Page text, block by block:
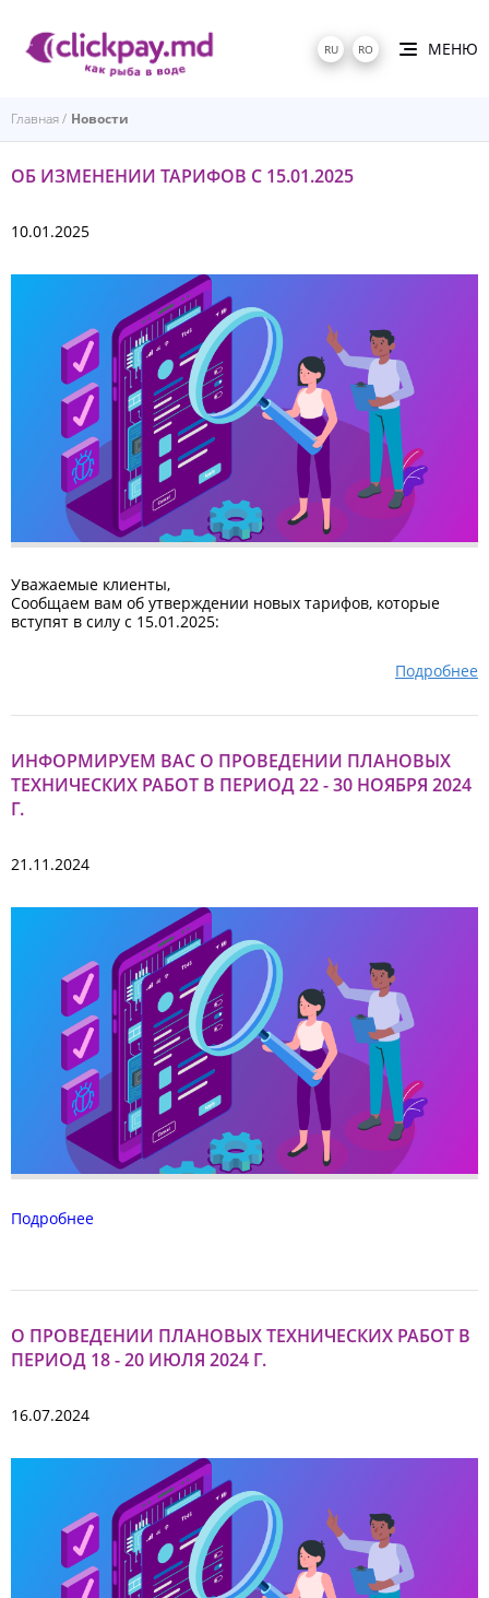
RU RO МЕНЮ
Главная Новости
ОБ ИЗМЕНЕНИИ ТАРИФОВ С 15.01.2025
10.01.2025
Уважаемые клиенты,
Сообщаем вам об утверждении новых тарифов, которые
вступят в силу с 15.01.2025:
Подробнее
ИНФОРМИРУЕМ ВАС О ПРОВЕДЕНИИ ПЛАНОВЫХ
ТЕХНИЧЕСКИХ РАБОТ В ПЕРИОД 22 - 30 НОЯБРЯ 2024
Г.
21.11.2024
Подробнее
О ПРОВЕДЕНИИ ПЛАНОВЫХ ТЕХНИЧЕСКИХ РАБОТ В
ПЕРИОД 18 - 20 ИЮЛЯ 2024 Г.
16.07.2024